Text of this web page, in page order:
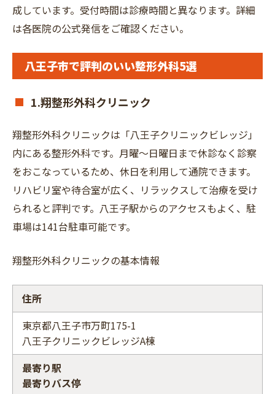
成しています。受付時間は診療時間と異なります。詳細
は各医院の公式発信をご確認ください。
八王子市で評判のいい整形外科5選
1.翔整形外科クリニック
翔整形外科クリニックは「八王子クリニックビレッジ」
内にある整形外科です。月曜～日曜日まで休診なく診察
をおこなっているため、休日を利用して通院できます。
リハビリ室や待合室が広く、リラックスして治療を受け
られると評判です。八王子駅からのアクセスもよく、駐
車場は141台駐車可能です。
翔整形外科クリニックの基本情報
住所
東京都八王子市万町175-1
八王子クリニックビレッジA棟
最寄り駅
最寄りバス停